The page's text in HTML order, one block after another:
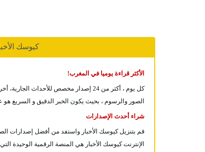
كيوسك
الأكثر قراءة يوميا في المغرب!
كل يوم ، أكثر من 24 إصدار مخصص
الصور والرسوم ، بحيث يكون الخبر الدقيق و السريع هو
شراء أحدث الإصدارات
قم بتنزيل كيوسك الأخبار واستفد من أفضل إصدارات
الإنترنت كيوسك الأخبار هي المنصة الرقمية الوحيدة